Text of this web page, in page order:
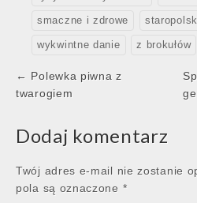
smaczne i zdrowe
wykwintne danie z brokułów
Post
navigation
← Polewka piwna z
twarogiem
Dodaj komentarz
Twój adres e-mail nie zostanie
pola są oznaczone *